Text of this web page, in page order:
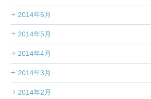
2014年6月
2014年5月
2014年4月
2014年3月
2014年2月